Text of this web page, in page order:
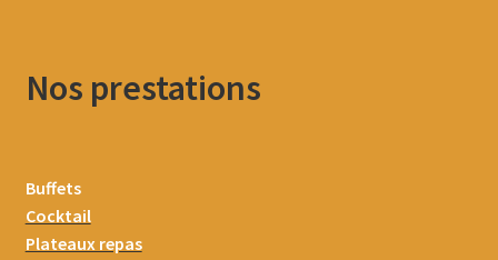
Nos prestations
Buffets
Cocktail
Plateaux repas